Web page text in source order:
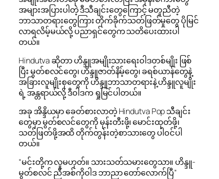
အများအပြားပါတဲ့ ဒီသီချင်းတွေကြောင့် မတူညီတဲ့
ဘာသာတရားတွေကြား တိုက်ခိုက်သတ်ဖြတ်မှုတွေ ပိုမြင်
လာရလိမ့်မယ်လို့ ပညာရှင်တွေက သတိပေးထားပါ
တယ်။
Hindutva ဆိုတာ ဟိန္ဒူအမျိုးသားရေး၀ါဒတစ်မျိုး ဖြစ်
ပြီး မွတ်စလင်တွေ၊ ဟိန္ဒူဇာတ်နိမ့်တွေ၊ ခရစ်ယာန်တွေနဲ့
အခြားလူမျိုးစုတွေကို ဟိန္ဒူဘာသာတရားနဲ့ ဟိန္ဒူလူမျိုး
ရဲ့ အန္တရာယ်လို့ ဒီ၀ါဒက ရှုမြင်ပါတယ်။
အခု အိန္ဒိယမှာ ခေတ်စားလာတဲ့ Hindutva Pop သီချင်း
တွေမှာ မွတ်စလင်တွေကို မုန်းတီးဖို့၊ မောင်းထုတ်ဖို့၊
သတ်ဖြတ်ဖို့အထိ တိုက်တွန်းတဲ့စာသားတွေ ပါ၀င်ပါ
တယ်။
“မင်းတို့က လူမဟုတ်။ သားသတ်သမားတွေသာ။ ဟိန္ဒူ-
မွတ်စလင် ညီအစ်ကို၀ါဒ ဘာညာ တော်လောက်ပြီ”